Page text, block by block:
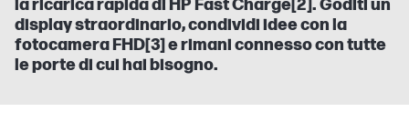
la ricarica rapida di HP Fast Charge[2]. Goditi un
display straordinario, condividi idee con la
fotocamera FHD[3] e rimani connesso con tutte
le porte di cui hai bisogno.